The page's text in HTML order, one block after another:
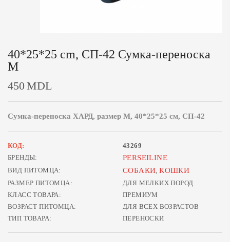
40*25*25 cm, СП-42 Сумка-переноска
M
450 MDL
Сумка-переноска ХАРД, размер М, 40*25*25 см, СП-42
КОД:
43269
БРЕНДЫ:
PERSEILINE
ВИД ПИТОМЦА: СОБАКИ ,КОШКИ
РАЗМЕР ПИТОМЦА:
ДЛЯ МЕЛКИХ ПОРОД
КЛАСС ТОВАРА:
ПРЕМИУМ
ВОЗРАСТ ПИТОМЦА:
ДЛЯ ВСЕХ ВОЗРАСТОВ
ТИП ТОВАРА:
ПЕРЕНОСКИ